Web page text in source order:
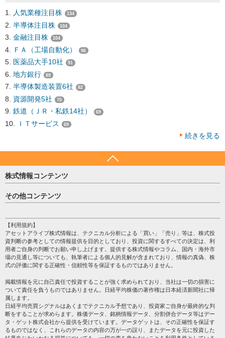
人気業種注目株 134
半導体注目株 104
金融注目株 104
ＦＡ（工場自動化） 96
医薬品大手10社 91
地方銀行 89
半導体製造装置6社 82
資源開発5社 70
鉄道（ＪＲ・私鉄14社） 69
ＩＴサービス 69
続きを見る
株式情報コンテンツ
日経平均
売買シグナル
株テーマ情報
海外市況
投資カレンダー
格付け情報
その他コンテンツ
個人情報保護方針
プライバシーポリシー
会社案内
サイトマップ
過去データ
【利用規約】
アセットアライブ株式情報は、テクニカル分析による「買い」「売り」等は、株式投
資判断の参考としての情報提供を目的としており、投資に関するすべての決定は、利
用者ご自身の判断でお願い申し上げます。提供する株式情報やコラム、国内・海外市
場の見通し等についても、執筆者による個人的見解が含まれており、情報の真偽、株
式の評価に関する正確性・信頼性等を保証するものではありません。
掲載情報を元に自己責任で投資することが強く求められており、当社は一切の損害に
ついて責任を負うものではありません。日経平均株価の著作権は日本経済新聞社に帰
属します。
日経平均売買シグナルはあくまでテクニカル予想であり、投資家ご自身が最終的な判
断をすることが求めらます。株価データ、銘柄情報データ、分割併合データ等はデー
タ・ゲット株式会社から提供を受けています。データゲットは、その正確性を保証す
るものではなく、これらのデータの内容の万が一の誤り、またデータを元に投資した